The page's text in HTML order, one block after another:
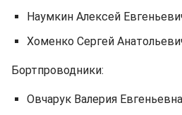
Наумкин Алексей
Хоменко Сергей
Бортпроводники:
Овчарук Валерия Евгеньевна